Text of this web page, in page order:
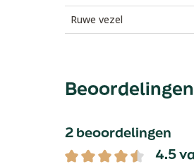
Ruwe vezel
Beoordelingen
2 beoordelingen
4.5